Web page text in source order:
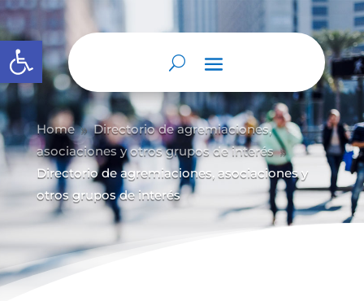
Abrir barra de herramientas
Home 9 Directorio de agremiaciones,
asociaciones y otros grupos de interés 9
Directorio de agremiaciones, asociaciones y
otros grupos de interés